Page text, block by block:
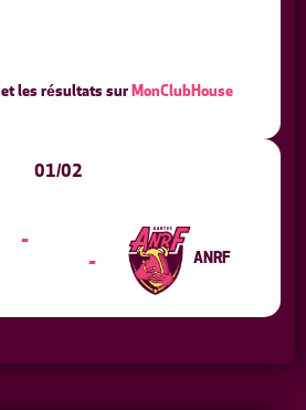
les résultats sur MonClubHouse
01/02
-
-
ANRF